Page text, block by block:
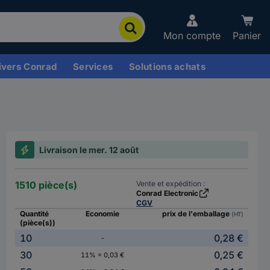
Mon compte Panier
Conrad Services Solutions achats
Livraison le mer. 12 août
1510 pièce(s)
Vente et expédition :
Conrad Electronic
CGV
Quantité
(pièce(s))
Economie prix de l'emballage (HT)
10 -
0,28 €
30
11% = 0,03 €
0,25 €